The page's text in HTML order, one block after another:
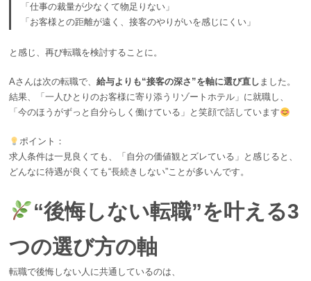
「仕事の裁量が少なくて物足りない」
「お客様との距離が遠く、接客のやりがいを感じにくい」
と感じ、再び転職を検討することに。
Aさんは次の転職で、給与よりも“接客の深さ”を軸に選び直し ました。
結果、「一人ひとりのお客様に寄り添うリゾートホテル」に就職し、
「今のほうがずっと自分らしく働けている」と笑顔で話しています
ポイント：
求人条件は一見良くても、「自分の価値観とズレている」と感じると、
どんなに待遇が良くても“長続きしない”ことが多いんです。
“後悔しない転職”を叶える3
つの選び方の軸
転職で後悔しない人に共通しているのは、